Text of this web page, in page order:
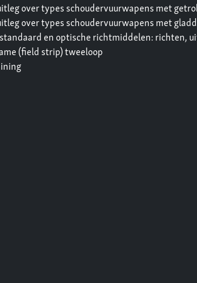
over types schoudervuurwapens met
over types schoudervuurwapens met
en optische richtmiddelen: richten,
(field strip) tweeloop